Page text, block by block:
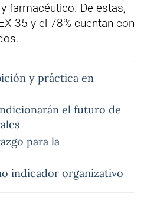
farmacéutico. De estas,
35 y el 78% cuentan con
y práctica en
el futuro de
para la
indicador organizativo